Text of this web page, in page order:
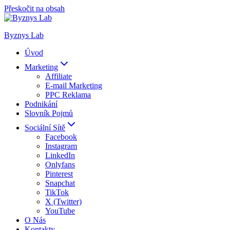
Přeskočit na obsah
Byznys Lab
Úvod
Marketing
Affiliate
E-mail Marketing
PPC Reklama
Podnikání
Slovník Pojmů
Sociální Sítě
Facebook
Instagram
LinkedIn
Onlyfans
Pinterest
Snapchat
TikTok
X (Twitter)
YouTube
O Nás